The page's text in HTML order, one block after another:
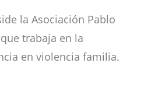
la Asociación Pablo
trabaja en la
en violencia familia.